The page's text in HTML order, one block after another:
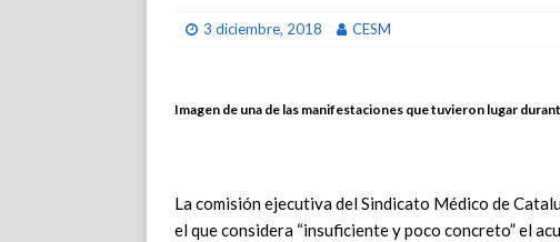
3 diciembre, 2018 CESM
Imagen de una de las manifestaciones que tuvieron lugar
La comisión ejecutiva del Sindicato Médico de
el que considera “insuficiente y poco concreto” el